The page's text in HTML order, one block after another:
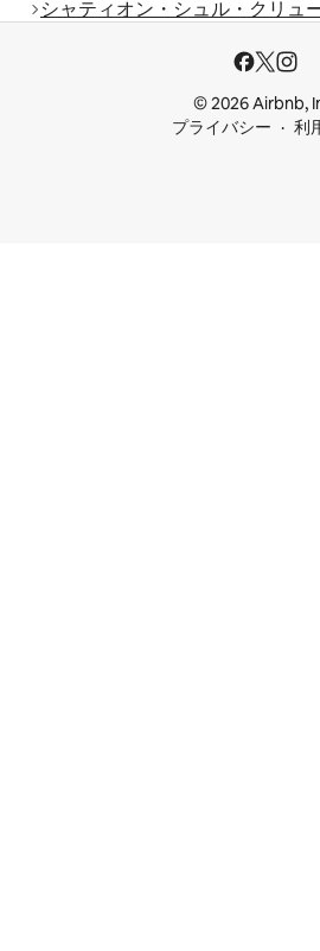
シャティオン・シュル・クリュ
© 2026 Airbnb,
プライバシー
利